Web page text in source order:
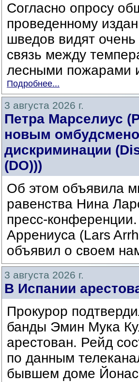
Согласно опросу
проведенному
шведов видят
связь между
лесными пожарами
Подробнее...
3 августа 2026 г.
Петра Марселиус
новым
дискриминации
(DO)))
Об этом объявила
равенства Нина
пресс-
Аррениуса (Lars
объявил о своем
3 августа 2026 г.
В Испании
Прокурор
банды Эмин Мука
арестован. Рейд
по данным
бывшем доме